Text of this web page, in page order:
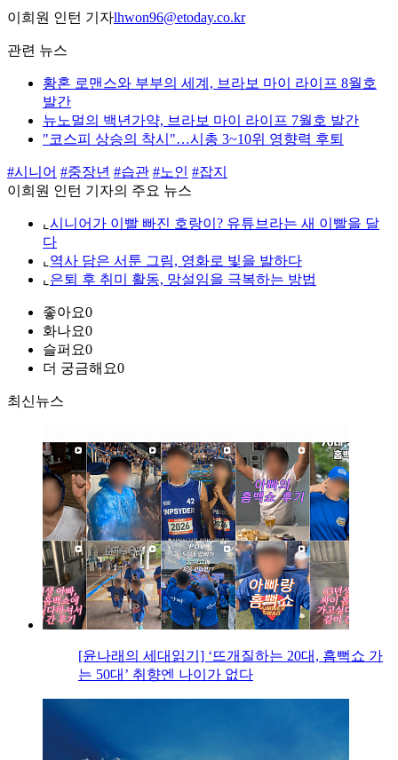
이희원 인턴 기자lhwon96@etoday.co.kr
관련 뉴스
황혼 로맨스와 부부의 세계, 브라보 마이 라이프 8월호
발간
뉴노멀의 백년가약, 브라보 마이 라이프 7월호 발간
"코스피 상승의 착시"…시총 3~10위 영향력 후퇴
#시니어 #중장년 #습관 #노인 #잡지
이희원 인턴 기자의 주요 뉴스
⌞ 시니어가 이빨 빠진 호랑이? 유튜브라는 새 이빨을 달
다
⌞ 역사 담은 서툰 그림, 영화로 빛을 발하다
⌞ 은퇴 후 취미 활동, 망설임을 극복하는 방법
좋아요0
화나요0
슬퍼요0
더 궁금해요0
최신뉴스
[윤나래의 세대읽기] ‘뜨개질하는 20대, 흠뻑쇼 가
는 50대’ 취향엔 나이가 없다